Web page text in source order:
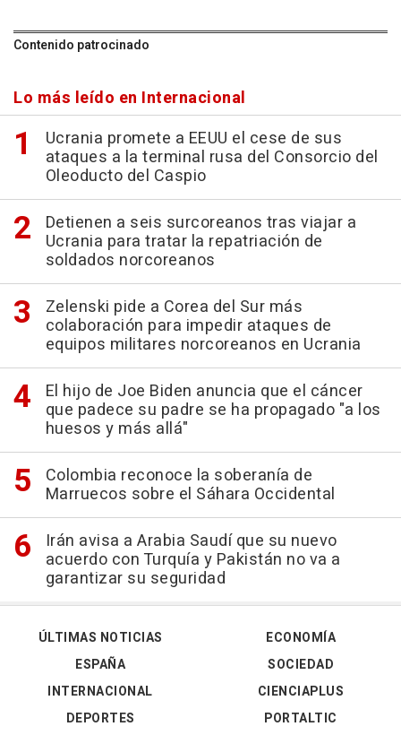
Contenido patrocinado
Lo más leído en Internacional
Ucrania promete a EEUU el cese de sus
ataques a la terminal rusa del Consorcio del
Oleoducto del Caspio
Detienen a seis surcoreanos tras viajar a
Ucrania para tratar la repatriación de
soldados norcoreanos
Zelenski pide a Corea del Sur más
colaboración para impedir ataques de
equipos militares norcoreanos en Ucrania
El hijo de Joe Biden anuncia que el cáncer
que padece su padre se ha propagado "a los
huesos y más allá"
Colombia reconoce la soberanía de
Marruecos sobre el Sáhara Occidental
Irán avisa a Arabia Saudí que su nuevo
acuerdo con Turquía y Pakistán no va a
garantizar su seguridad
ÚLTIMAS NOTICIAS
ESPAÑA
INTERNACIONAL
DEPORTES
ECONOMÍA
SOCIEDAD
CIENCIAPLUS
PORTALTIC